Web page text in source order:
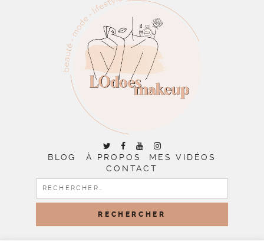
BLOG À PROPOS
MES VIDÉOS
CONTACT
RECHERCHER :